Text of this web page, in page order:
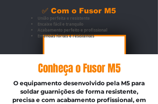
✅ Com o Fusor M5
União perfeita e resistente
Encaixe fácil e tranquilo
Acabamento perfeito e profissional
Emendas fortes e resistentes
Conheça o Fusor M5
O equipamento desenvolvido pela M5 para
soldar guarnições de forma resistente,
precisa e com acabamento profissional, em